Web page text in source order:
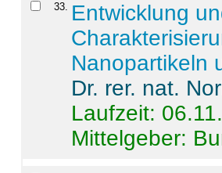
33. Entwicklung
Nanopartikeln
Dr. rer. nat.
Laufzeit:
Mittelgeber: